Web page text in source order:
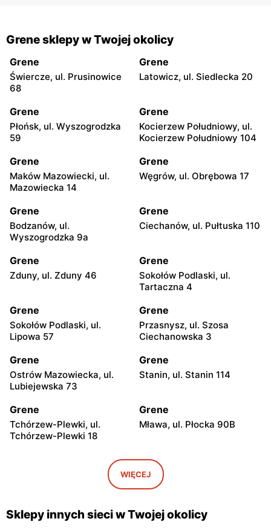
Grene sklepy w Twojej okolicy
Grene
Świercze, ul. Prusinowice
68
Grene
Latowicz, ul. Siedlecka 20
Grene
Płońsk, ul. Wyszogrodzka
59
Grene
Kocierzew Południowy, ul.
Kocierzew Południowy 104
Grene
Maków Mazowiecki, ul.
Mazowiecka 14
Grene
Węgrów, ul. Obrębowa 17
Grene
Bodzanów, ul.
Wyszogrodzka 9a
Grene
Ciechanów, ul. Pułtuska 110
Grene
Zduny, ul. Zduny 46
Grene
Sokołów Podlaski, ul.
Tartaczna 4
Grene
Sokołów Podlaski, ul.
Lipowa 57
Grene
Przasnysz, ul. Szosa
Ciechanowska 3
Grene
Ostrów Mazowiecka, ul.
Lubiejewska 73
Grene
Stanin, ul. Stanin 114
Grene
Tchórzew-Plewki, ul.
Tchórzew-Plewki 18
Grene
Mława, ul. Płocka 90B
Gostynin, ul. Kowalska 7
Grene
Śniadowo, ul. Kościelna 10
Ciechanowiec, ul. Wojska
Polskiego 21
Sierpc, ul. Piastowska 71b
WIĘCEJ
Sklepy innych sieci w Twojej okolicy